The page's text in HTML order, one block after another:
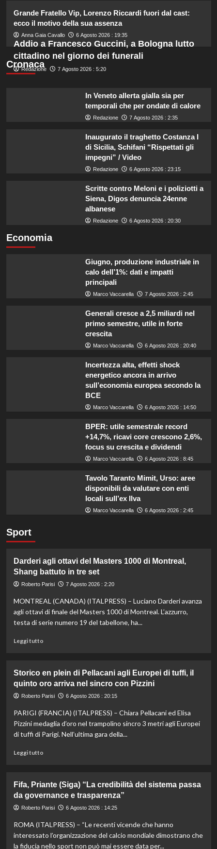
3
Soraya: “Ho tradito” e rompe il
silenzio
Emma ed Elisa: avventure
emozionanti in motoslitta sul
Riccardo Guarnieri chiude con
verità inaspettate svelate.
Grande Fratello Vip, Lorenzo Riccardi fuori dal cast:
ecco il motivo della sua assenza
Anna Gaia Cavallo 6 Agosto 2026 : 19:35
Cronaca
Addio a Francesco Guccini, a Bologna lutto
cittadino nel giorno dei funerali
Redazione 7 Agosto 2026 : 5:20
In Veneto allerta gialla sia per
temporali che per ondate di calore
Redazione 7 Agosto 2026 : 2:35
Inaugurato il traghetto Costanza I
di Sicilia, Schifani “Rispettati gli
impegni” / Video
Redazione 6 Agosto 2026 : 23:15
Scritte contro Meloni e i poliziotti a
Siena, Digos denuncia 24enne
albanese
Redazione 6 Agosto 2026 : 20:30
Economia
Giugno, produzione industriale in
calo dell’1%: dati e impatti
principali
Marco Vaccarella 7 Agosto 2026 : 2:45
Generali cresce a 2,5 miliardi nel
primo semestre, utile in forte
crescita
Marco Vaccarella 6 Agosto 2026 : 20:40
Incertezza alta, effetti shock
energetico ancora in arrivo
sull’economia europea secondo la
BCE
Marco Vaccarella 6 Agosto 2026 : 14:50
BPER: utile semestrale record
+14,7%, ricavi core crescono 2,6%,
focus su crescita e dividendi
Marco Vaccarella 6 Agosto 2026 : 8:45
Tavolo Taranto Mimit, Urso: aree
disponibili da valutare con enti
locali sull’ex Ilva
Marco Vaccarella 6 Agosto 2026 : 2:45
Sport
Darderi agli ottavi del Masters 1000 di Montreal,
Shang battuto in tre set
Roberto Parisi 7 Agosto 2026 : 2:20
MONTREAL (CANADA) (ITALPRESS) – Luciano Darderi avanza
agli ottavi di finale del Masters 1000 di Montreal. L’azzurro,
testa di serie numero 19 del tabellone, ha...
Leggi tuttoLeggi
Darderi
agli
ottavi
Masters
1000
di
set
Storico en plein di Pellacani agli Europei di tuffi, il
quinto oro arriva nel sincro con Pizzini
Roberto Parisi 6 Agosto 2026 : 20:15
PARIGI (FRANCIA) (ITALPRESS) – Chiara Pellacani ed Elisa
Pizzini medaglia d’oro nel trampolino sincro 3 metri agli Europei
di tuffi di Parigi. Nell’ultima gara della...
Leggi tuttoLeggi
Storico
en
plein
Pellacani
agli
Europei
Fifa, Priante (Siga) “La credibilità del sistema passa
da governance e trasparenza”
Roberto Parisi 6 Agosto 2026 : 14:25
ROMA (ITALPRESS) – “Le recenti vicende che hanno
interessato l’organizzazione del calcio mondiale dimostrano che
la fiducia nello sport non può mai essere data per...